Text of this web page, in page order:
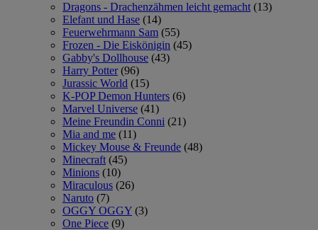
Dragons - Drachenzähmen leicht gemacht (13)
Elefant und Hase (14)
Feuerwehrmann Sam (55)
Frozen - Die Eiskönigin (45)
Gabby's Dollhouse (43)
Harry Potter (96)
Jurassic World (15)
K-POP Demon Hunters (6)
Marvel Universe (41)
Meine Freundin Conni (21)
Mia and me (11)
Mickey Mouse & Freunde (48)
Minecraft (45)
Minions (10)
Miraculous (26)
Naruto (7)
OGGY OGGY (3)
One Piece (9)